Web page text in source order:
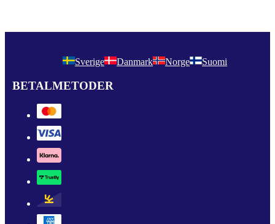
Sverige Danmark Norge Suomi
BETALMETODER